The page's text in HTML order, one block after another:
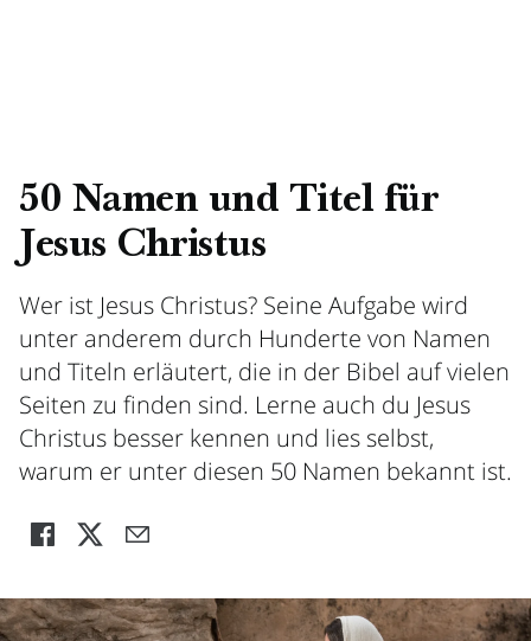
50 Namen und Titel für
Jesus Christus
Wer ist Jesus Christus? Seine Aufgabe wird
unter anderem durch Hunderte von Namen
und Titeln erläutert, die in der Bibel auf vielen
Seiten zu finden sind. Lerne auch du Jesus
Christus besser kennen und lies selbst,
warum er unter diesen 50 Namen bekannt ist.